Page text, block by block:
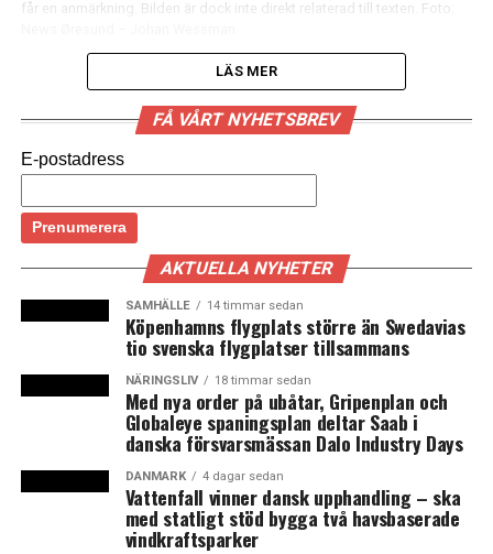
får en anmärkning. Bilden är dock inte direkt relaterad till texten. Foto:
Sedan rutinerna förändrades så att
danska byggen har antalet rapporterade brister ökat
en anmärkning, visar en
till Folketingets Beskæftigelsesudvalg.
– Det är till exempel om man arbetar på en ställning
som inte satts upp korrekt, eller om det saknas
skyddsåtgärder mot att falla ner om man arbetar på ett
tak, säger Lene Teilberg, tillsynschef på Arbejdstilsynet,
DR Nyheder.
Tidigare anmälde myndigheten sina besök i förväg och
kontrollerade då enbart ett företag i taget. I
genomsnitt fick 13 procent av bolagen en anmärkning.
Nu ser arbetsmiljökontrollanterna till hela
LÄS MER
FÅ VÅRT NYHETSBREV
E-postadress
AKTUELLA NYHETER
SAMHÄLLE 14 timmar sedan
Köpenhamns flygplats större än Swedavias
tio svenska flygplatser tillsammans
NÄRINGSLIV 18 timmar sedan
Med nya order på ubåtar, Gripenplan och
Globaleye spaningsplan deltar Saab i
danska försvarsmässan Dalo Industry Days
DANMARK 4 dagar sedan
Vattenfall vinner dansk upphandling – ska
med statligt stöd bygga två havsbaserade
vindkraftsparker